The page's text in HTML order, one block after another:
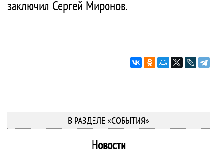
заключил Сергей Миронов.
В РАЗДЕЛЕ «СОБЫТИЯ»
Новости